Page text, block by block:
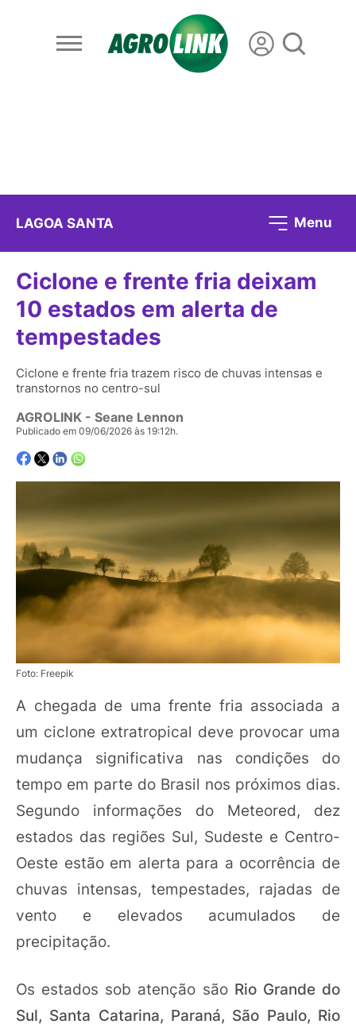
LAGOA SANTA Menu
Ciclone e frente fria deixam
10 estados em alerta de
tempestades
Ciclone e frente fria trazem risco de chuvas intensas e
transtornos no centro-sul
AGROLINK - Seane Lennon
Publicado em 09/06/2026 às 19:12h.
Foto: Freepik
A chegada de uma frente fria associada a
um ciclone extratropical deve provocar uma
mudança significativa nas condições do
tempo em parte do Brasil nos próximos dias.
Segundo informações do Meteored, dez
estados das regiões Sul, Sudeste e Centro-
Oeste estão em alerta para a ocorrência de
chuvas intensas, tempestades, rajadas de
vento e elevados acumulados de
precipitação.
Os estados sob atenção são Rio Grande do
Sul, Santa Catarina, Paraná, São Paulo, Rio